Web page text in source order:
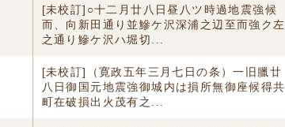
[未校訂]○十二月廿八日昼八ツ時過地震強候
而、向新田通り並鰺ケ沢深浦之辺至而強ク左
之通り鰺ケ沢ハ堀切...
[未校訂]（寛政五年三月七日の条）一旧臘廿
八日御国元地震強御城内は損所無御座候得共
町在破損出火茂有之...